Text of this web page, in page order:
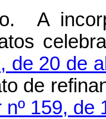
A
de 20 de
de
159, de